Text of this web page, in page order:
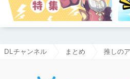
DLチャンネル まとめ 推しの